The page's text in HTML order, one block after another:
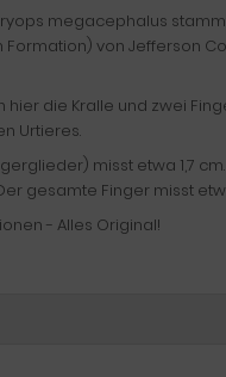
megacephalus
Formation) von Jefferson
hier die Kralle und zwei
Urtieres.
misst etwa 1,7
gesamte Finger misst
- Alles Original!